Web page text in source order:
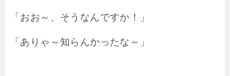
「おお～、そうなんですか！」
「ありゃ～知らんかったな～」